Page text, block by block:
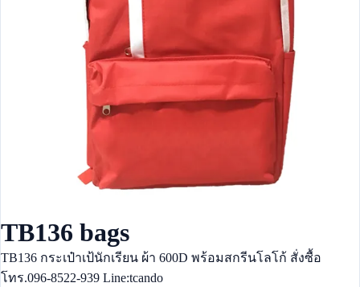
TB136 bags
TB136 กระเป๋าเป้นักเรียน ผ้า 600D พร้อมสกรีนโลโก้ สั่งซื้อ
โทร.096-8522-939 Line:tcando